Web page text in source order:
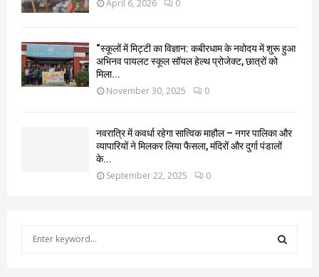
April 6, 2026 0
“स्कूलों में मिट्टी का विज्ञान: कबीरधाम के नवोदय में शुरू हुआ
अभिनव पायलट स्कूल सॉयल हेल्थ प्रोजेक्ट, छात्रों को
मिला...
November 30, 2025 0
नवरात्रि में कवर्धा रहेगा सात्विक माहौल – नगर पालिका और
व्यापारियों ने मिलकर लिया फैसला, मंदिरों और दुर्गा पंडालों
के...
September 22, 2025 0